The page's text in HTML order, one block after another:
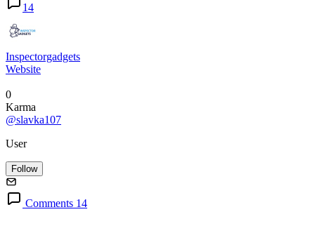
14
Inspectorgadgets
Website
0
Karma
@slavka107
User
Follow
Comments 14